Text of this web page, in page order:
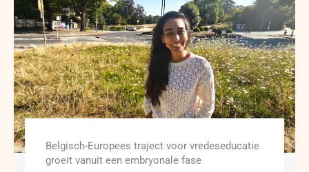
Belgisch-Europees traject voor vredeseducatie
groeit vanuit een embryonale fase